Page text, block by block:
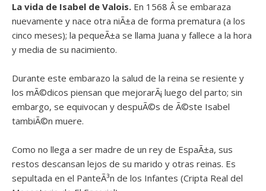
La vida de Isabel de Valois. En 1568 Â se embaraza
nuevamente y nace otra niÃ±a de forma prematura (a los
cinco meses); la pequeÃ±a se llama Juana y fallece a la hora
y media de su nacimiento.
Durante este embarazo la salud de la reina se resiente y
los mÃ©dicos piensan que mejorarÃ¡ luego del parto; sin
embargo, se equivocan y despuÃ©s de Ã©ste Isabel
tambiÃ©n muere.
Como no llega a ser madre de un rey de EspaÃ±a, sus
restos descansan lejos de su marido y otras reinas. Es
sepultada en el PanteÃ³n de los Infantes (Cripta Real del